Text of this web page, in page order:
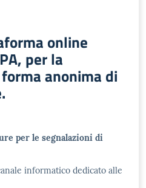
online
per la
anonima di
per le segnalazioni di
informatico dedicato alle